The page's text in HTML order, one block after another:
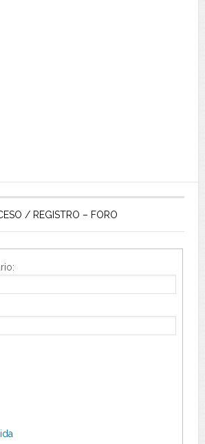
/ REGISTRO – FORO